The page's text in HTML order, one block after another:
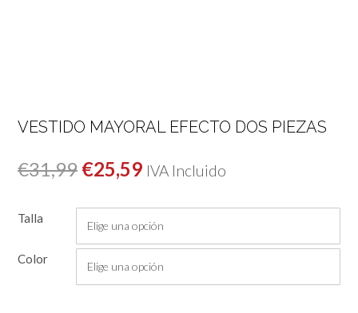
VESTIDO MAYORAL EFECTO DOS PIEZAS
€31,99 El
original
era:
€31,99.
€25,59El
actual
es:
€25,59.
IVA Incluido
Talla
Color